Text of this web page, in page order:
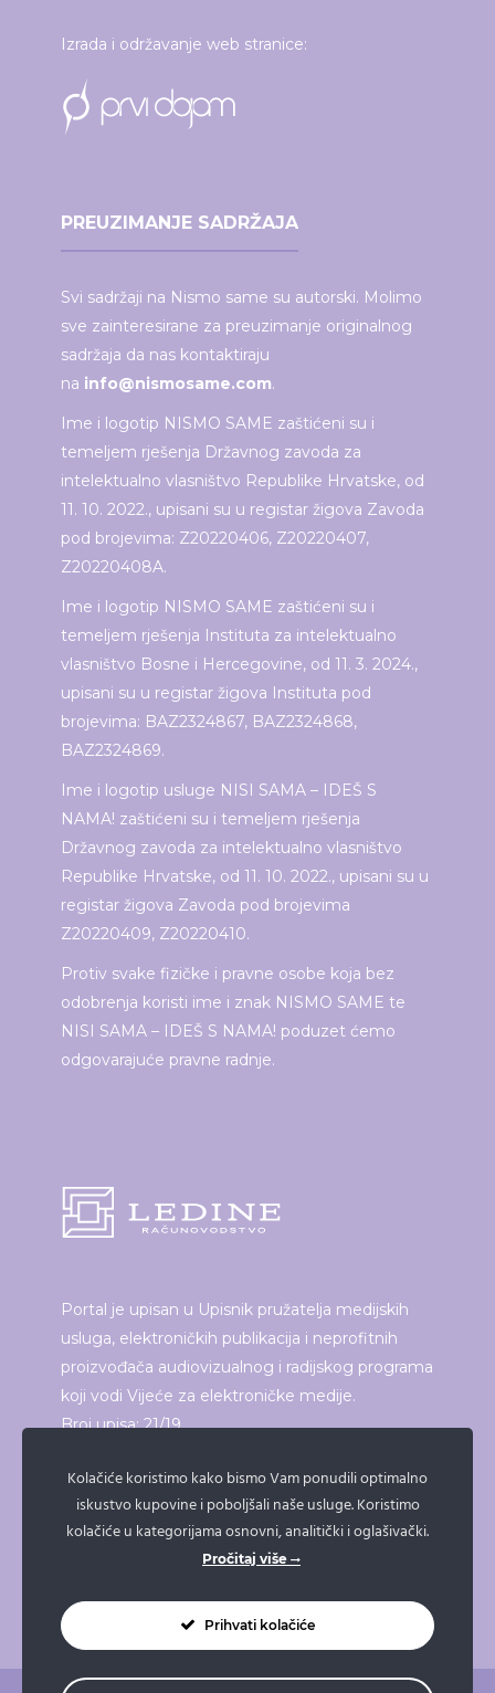
Izrada i održavanje web stranice:
PREUZIMANJE SADRŽAJA
Svi sadržaji na Nismo same su autorski. Molimo
sve zainteresirane za preuzimanje originalnog
sadržaja da nas kontaktiraju
na info@nismosame.com.
Ime i logotip NISMO SAME zaštićeni su i
temeljem rješenja Državnog zavoda za
intelektualno vlasništvo Republike Hrvatske, od
11. 10. 2022., upisani su u registar žigova Zavoda
pod brojevima: Z20220406, Z20220407,
Z20220408A.
Ime i logotip NISMO SAME zaštićeni su i
temeljem rješenja Instituta za intelektualno
vlasništvo Bosne i Hercegovine, od 11. 3. 2024.,
upisani su u registar žigova Instituta pod
brojevima: BAZ2324867, BAZ2324868,
BAZ2324869.
Ime i logotip usluge NISI SAMA – IDEŠ S
NAMA! zaštićeni su i temeljem rješenja
Državnog zavoda za intelektualno vlasništvo
Republike Hrvatske, od 11. 10. 2022., upisani su u
registar žigova Zavoda pod brojevima
Z20220409, Z20220410.
Protiv svake fizičke i pravne osobe koja bez
odobrenja koristi ime i znak NISMO SAME te
NISI SAMA – IDEŠ S NAMA! poduzet ćemo
odgovarajuće pravne radnje.
Portal je upisan u Upisnik pružatelja medijskih
usluga, elektroničkih publikacija i neprofitnih
proizvođača audiovizualnog i radijskog programa
koji vodi Vijeće za elektroničke medije.
Broj upisa: 21/19
ISPRINTAJ ČLANAK
Kolačiće koristimo kako bismo Vam ponudili optimalno
iskustvo kupovine i poboljšali naše usluge. Koristimo
kolačiće u kategorijama osnovni, analitički i oglašivački.
Pročitaj više
Prihvati kolačiće